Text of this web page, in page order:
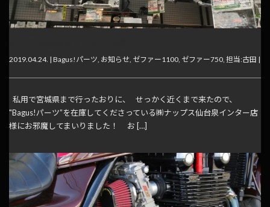
2019.04.24. | Bagus!パーツ, お知らせ, ゼファー1100, ゼファー750, 担当:古田 |
私用で宮城県まで行ったおりに、 せっかく近くまで来たので、
"Bagus!パーツ”を在庫してくださっている㈱ナップス仙台泉インター店
様にお邪魔してまいりました！ お […]